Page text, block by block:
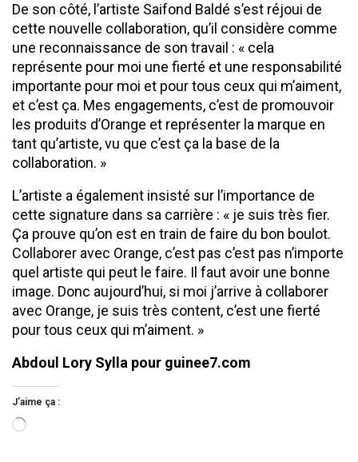
De son côté, l’artiste Saifond Baldé s’est réjoui de
cette nouvelle collaboration, qu’il considère comme
une reconnaissance de son travail : « cela
représente pour moi une fierté et une responsabilité
importante pour moi et pour tous ceux qui m’aiment,
et c’est ça. Mes engagements, c’est de promouvoir
les produits d’Orange et représenter la marque en
tant qu’artiste, vu que c’est ça la base de la
collaboration. »
L’artiste a également insisté sur l’importance de
cette signature dans sa carrière : « je suis très fier.
Ça prouve qu’on est en train de faire du bon boulot.
Collaborer avec Orange, c’est pas c’est pas n’importe
quel artiste qui peut le faire. Il faut avoir une bonne
image. Donc aujourd’hui, si moi j’arrive à collaborer
avec Orange, je suis très content, c’est une fierté
pour tous ceux qui m’aiment. »
Abdoul Lory Sylla pour guinee7.com
J’aime ça :
Chargement…